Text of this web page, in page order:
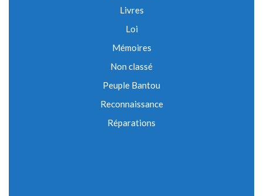
Livres
Loi
Mémoires
Non classé
Peuple Bantou
Reconnaissance
Réparations